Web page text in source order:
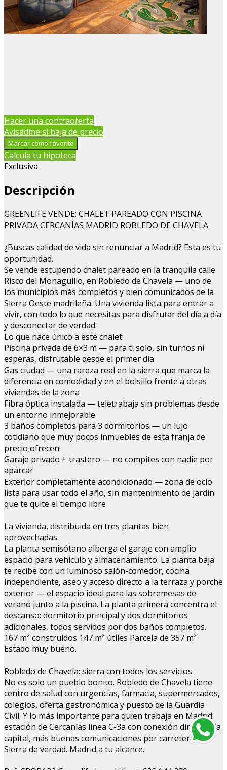
Hacer una contraoferta
Avisadme si baja de precio
Marcar como favorito
Calcula tu hipoteca
Exclusiva
Descripción
GREENLIFE VENDE: CHALET PAREADO CON PISCINA
PRIVADA CERCANÍAS MADRID ROBLEDO DE CHAVELA
¿Buscas calidad de vida sin renunciar a Madrid? Esta es tu
oportunidad.
Se vende estupendo chalet pareado en la tranquila calle
Risco del Monaguillo, en Robledo de Chavela — uno de
los municipios más completos y bien comunicados de la
Sierra Oeste madrileña. Una vivienda lista para entrar a
vivir, con todo lo que necesitas para disfrutar del día a día
y desconectar de verdad.
Lo que hace único a este chalet:
Piscina privada de 6×3 m — para ti solo, sin turnos ni
esperas, disfrutable desde el primer día
Gas ciudad — una rareza real en la sierra que marca la
diferencia en comodidad y en el bolsillo frente a otras
viviendas de la zona
Fibra óptica instalada — teletrabaja sin problemas desde
un entorno inmejorable
3 baños completos para 3 dormitorios — un lujo
cotidiano que muy pocos inmuebles de esta franja de
precio ofrecen
Garaje privado + trastero — no compites con nadie por
aparcar
Exterior completamente acondicionado — zona de ocio
lista para usar todo el año, sin mantenimiento de jardín
que te quite el tiempo libre
La vivienda, distribuida en tres plantas bien
aprovechadas:
La planta semisótano alberga el garaje con amplio
espacio para vehículo y almacenamiento. La planta baja
te recibe con un luminoso salón-comedor, cocina
independiente, aseo y acceso directo a la terraza y porche
exterior — el espacio ideal para las sobremesas de
verano junto a la piscina. La planta primera concentra el
descanso: dormitorio principal y dos dormitorios
adicionales, todos servidos por dos baños completos.
167 m² construidos 147 m² útiles Parcela de 357 m²
Estado muy bueno.
Robledo de Chavela: sierra con todos los servicios
No es solo un pueblo bonito. Robledo de Chavela tiene
centro de salud con urgencias, farmacia, supermercados,
colegios, oferta gastronómica y puesto de la Guardia
Civil. Y lo más importante para quien trabaja en Madrid:
estación de Cercanías línea C-3a con conexión directa a la
capital, más buenas comunicaciones por carretera.
Sierra de verdad. Madrid a tu alcance.